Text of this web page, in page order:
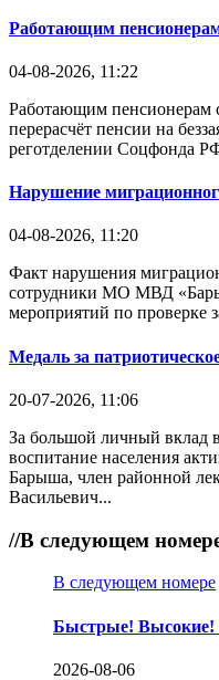
Работающим
04-08-2026, 11:22
Работающим пенсионерам
перерасчёт пенсии на
реготделении Соцфонда
Нарушение
04-08-2026, 11:20
Факт нарушения
сотрудники МО МВД
мероприятий по проверке
Медаль за
20-07-2026, 11:06
За большой личный вклад
воспитание населения
Барыша, член районной
Васильевич...
//В следующем
В следующем номере
Быстрые! Высокие!
2026-08-06